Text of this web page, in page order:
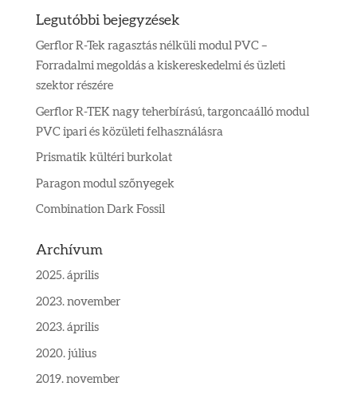
Legutóbbi bejegyzések
Gerflor R-Tek ragasztás nélküli modul PVC –
Forradalmi megoldás a kiskereskedelmi és üzleti
szektor részére
Gerflor R-TEK nagy teherbírású, targoncaálló modul
PVC ipari és közületi felhasználásra
Prismatik kültéri burkolat
Paragon modul szőnyegek
Combination Dark Fossil
Archívum
2025. április
2023. november
2023. április
2020. július
2019. november